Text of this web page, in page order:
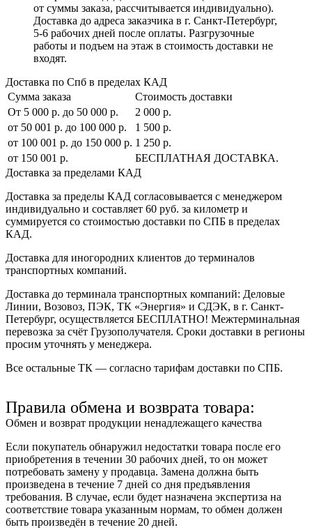
от суммы заказа, рассчитывается индивидуально).
Доставка до адреса заказчика в г. Санкт-Петербург,
5-6 рабочих дней после оплаты. Разгрузочные
работы и подъем на этаж в стоимость доставки не
входят.
Доставка по Спб в пределах КАД
Сумма заказа
Стоимость доставки
От 5 000 р. до 50 000 р.
2 000 р.
от 50 001 р. до 100 000 р.
1 500 р.
от 100 001 р. до 150 000 р. 1 250 р.
от 150 001 р.
БЕСПЛАТНАЯ ДОСТАВКА.
Доставка за пределами КАД
Доставка за пределы КАД согласовывается с менеджером
индивидуально и составляет 60 руб. за километр и
суммируется со стоимостью доставки по СПБ в пределах
КАД.
Доставка для иногородних клиентов до терминалов
транспортных компаний.
Доставка до терминала транспортных компаний: Деловые
Линии, Возовоз, ПЭК, ТК «Энергия» и СДЭК, в г. Санкт-
Петербург, осуществляется БЕСПЛАТНО! Межтерминальная
перевозка за счёт Грузополучателя. Сроки доставки в регионы
просим уточнять у менеджера.
Все остальные ТК — согласно тарифам доставки по СПБ.
Правила обмена и возврата товара:
Обмен и возврат продукции ненадлежащего качества
Если покупатель обнаружил недостатки товара после его
приобретения в течении 30 рабочих дней, то он может
потребовать замену у продавца. Замена должна быть
произведена в течение 7 дней со дня предъявления
требования. В случае, если будет назначена экспертиза на
соответствие товара указанным нормам, то обмен должен
быть произведён в течение 20 дней.